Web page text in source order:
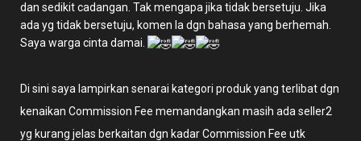
dan sedikit cadangan. Tak mengapa jika tidak bersetuju. Jika
ada yg tidak bersetuju, komen la dgn bahasa yang berhemah.
Saya warga cinta damai.
Di sini saya lampirkan senarai kategori produk yang terlibat dgn
kenaikan Commission Fee memandangkan masih ada seller2
yg kurang jelas berkaitan dgn kadar Commission Fee utk